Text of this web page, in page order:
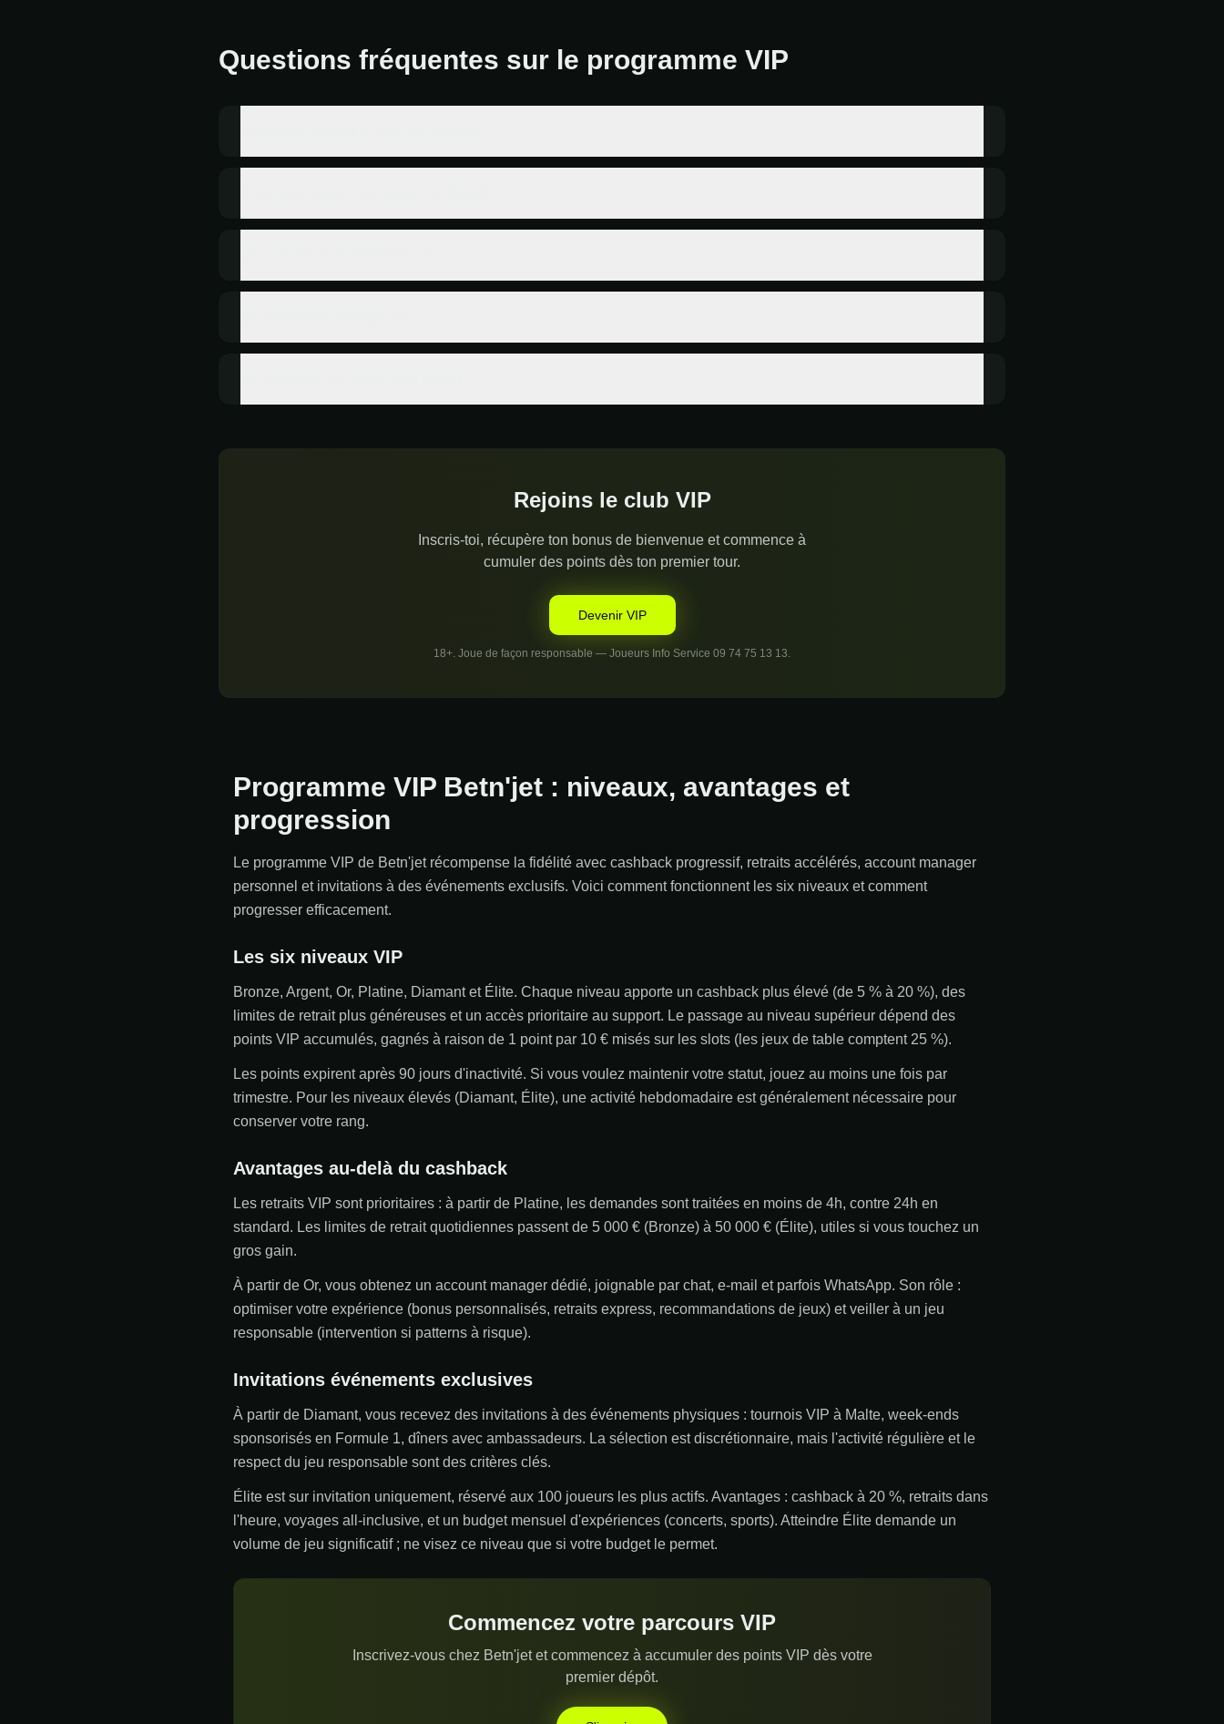
Questions fréquentes sur le programme VIP
Rejoins le club VIP
Inscris-toi, récupère ton bonus de bienvenue et commence à
cumuler des points dès ton premier tour.
Devenir VIP
18+. Joue de façon responsable — Joueurs Info Service 09 74 75 13 13.
Programme VIP Betn'jet : niveaux, avantages et
progression
Le programme VIP de Betn'jet récompense la fidélité avec cashback progressif, retraits accélérés, account manager
personnel et invitations à des événements exclusifs. Voici comment fonctionnent les six niveaux et comment
progresser efficacement.
Les six niveaux VIP
Bronze, Argent, Or, Platine, Diamant et Élite. Chaque niveau apporte un cashback plus élevé (de 5 % à 20 %), des
limites de retrait plus généreuses et un accès prioritaire au support. Le passage au niveau supérieur dépend des
points VIP accumulés, gagnés à raison de 1 point par 10 € misés sur les slots (les jeux de table comptent 25 %).
Les points expirent après 90 jours d'inactivité. Si vous voulez maintenir votre statut, jouez au moins une fois par
trimestre. Pour les niveaux élevés (Diamant, Élite), une activité hebdomadaire est généralement nécessaire pour
conserver votre rang.
Avantages au-delà du cashback
Les retraits VIP sont prioritaires : à partir de Platine, les demandes sont traitées en moins de 4h, contre 24h en
standard. Les limites de retrait quotidiennes passent de 5 000 € (Bronze) à 50 000 € (Élite), utiles si vous touchez un
gros gain.
À partir de Or, vous obtenez un account manager dédié, joignable par chat, e-mail et parfois WhatsApp. Son rôle :
optimiser votre expérience (bonus personnalisés, retraits express, recommandations de jeux) et veiller à un jeu
responsable (intervention si patterns à risque).
Invitations événements exclusives
À partir de Diamant, vous recevez des invitations à des événements physiques : tournois VIP à Malte, week-ends
sponsorisés en Formule 1, dîners avec ambassadeurs. La sélection est discrétionnaire, mais l'activité régulière et le
respect du jeu responsable sont des critères clés.
Élite est sur invitation uniquement, réservé aux 100 joueurs les plus actifs. Avantages : cashback à 20 %, retraits dans
l'heure, voyages all-inclusive, et un budget mensuel d'expériences (concerts, sports). Atteindre Élite demande un
volume de jeu significatif ; ne visez ce niveau que si votre budget le permet.
Commencez votre parcours VIP
Inscrivez-vous chez Betn'jet et commencez à accumuler des points VIP dès votre
premier dépôt.